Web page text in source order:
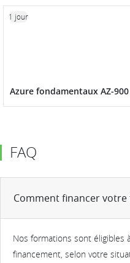
Azure fondamentaux AZ-900
1 jour
FAQ
Comment financer
Nos formations sont éligibles
financement, selon votre